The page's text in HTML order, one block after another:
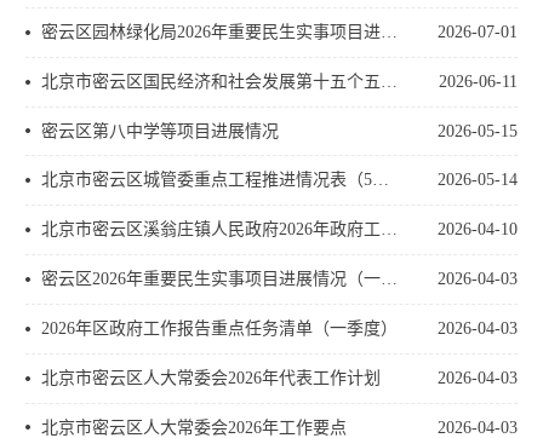
密云区园林绿化局2026年重要民生实事项目进展情况（二季度） 2026-07-01
2026-06-11
密云区第八中学等项目进展情况 2026-05-15
北京市密云区城管委重点工程推进情况表（5月） 2026-05-14
北京市密云区溪翁庄镇人民政府2026年政府工作报告 2026-04-10
密云区2026年重要民生实事项目进展情况（一季度） 2026-04-03
2026年区政府工作报告重点任务清单（一季度） 2026-04-03
北京市密云区人大常委会2026年代表工作计划 2026-04-03
北京市密云区人大常委会2026年工作要点 2026-04-03